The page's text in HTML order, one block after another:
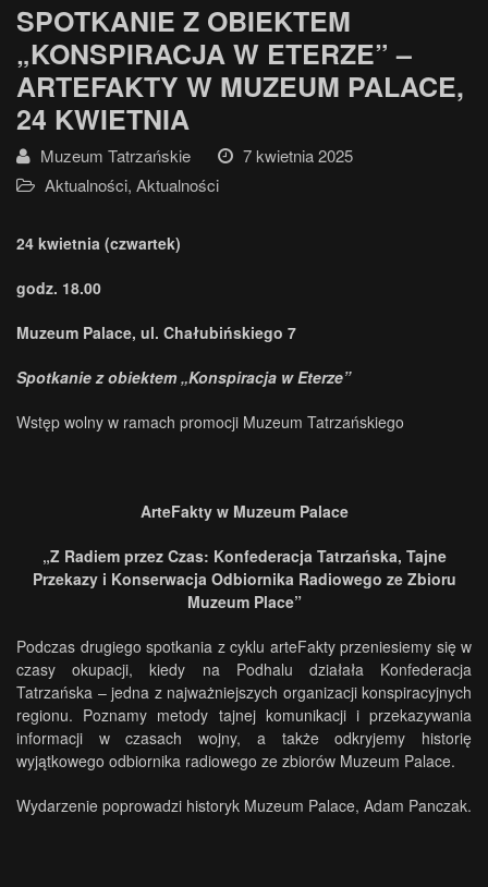
SPOTKANIE Z OBIEKTEM
„KONSPIRACJA W ETERZE” –
ARTEFAKTY W MUZEUM PALACE,
24 KWIETNIA
Muzeum Tatrzańskie
7 kwietnia 2025
Aktualności, Aktualności
24 kwietnia (czwartek)
godz. 18.00
Muzeum Palace, ul. Chałubińskiego 7
Spotkanie z obiektem „Konspiracja w Eterze”
Wstęp wolny w ramach promocji Muzeum Tatrzańskiego
ArteFakty w Muzeum Palace
„Z Radiem przez Czas: Konfederacja Tatrzańska, Tajne
Przekazy i Konserwacja Odbiornika Radiowego ze Zbioru
Muzeum Place”
Podczas drugiego spotkania z cyklu arteFakty przeniesiemy się w
czasy okupacji, kiedy na Podhalu działała Konfederacja
Tatrzańska – jedna z najważniejszych organizacji konspiracyjnych
regionu. Poznamy metody tajnej komunikacji i przekazywania
informacji w czasach wojny, a także odkryjemy historię
wyjątkowego odbiornika radiowego ze zbiorów Muzeum Palace.
Wydarzenie poprowadzi historyk Muzeum Palace, Adam Panczak.